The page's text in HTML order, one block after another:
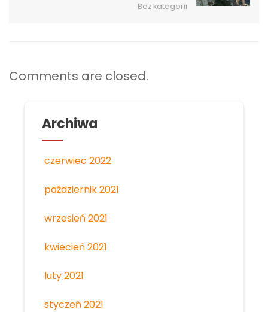
Bez kategorii
Comments are closed.
Archiwa
czerwiec 2022
październik 2021
wrzesień 2021
kwiecień 2021
luty 2021
styczeń 2021